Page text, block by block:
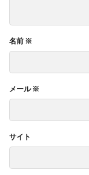
名前 ※
メール※
サイト